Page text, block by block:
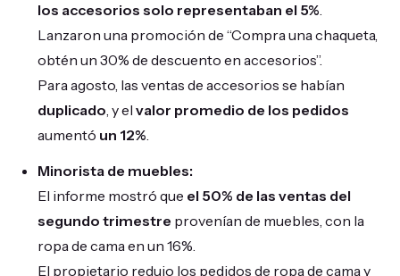
los accesorios solo representaban el 5%.
Lanzaron una promoción de “Compra una chaqueta,
obtén un 30% de descuento en accesorios”.
Para agosto, las ventas de accesorios se habían
duplicado, y el valor promedio de los pedidos
aumentó un 12%.
Minorista de muebles:
El informe mostró que el 50% de las ventas del
segundo trimestre provenían de muebles, con la
ropa de cama en un 16%.
El propietario redujo los pedidos de ropa de cama y